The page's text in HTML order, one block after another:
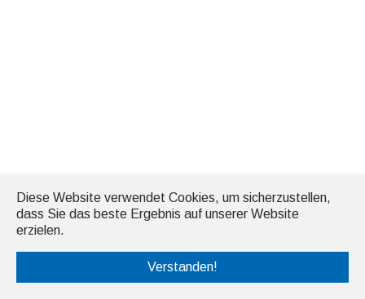
Diese Website verwendet Cookies, um sicherzustellen,
dass Sie das beste Ergebnis auf unserer Website
erzielen.
Verstanden!